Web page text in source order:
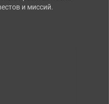
и миссий.